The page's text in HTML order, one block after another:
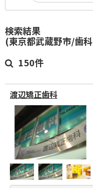
検索結果
(東京都武蔵野市/歯
150件
渡辺矯正歯科